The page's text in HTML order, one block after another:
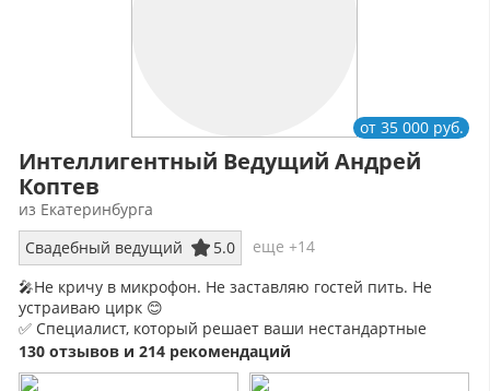
Интеллигентный Ведущий Андрей
Коптев
от 35 000 руб.
из Екатеринбурга
Свадебный ведущий
5.0
еще +14
🎤Не кричу в микрофон. Не заставляю гостей пить. Не
устраиваю цирк 😊
✅ Специалист, который решает ваши нестандартные
задачи» 📲
130 отзывов и 214 рекомендаций